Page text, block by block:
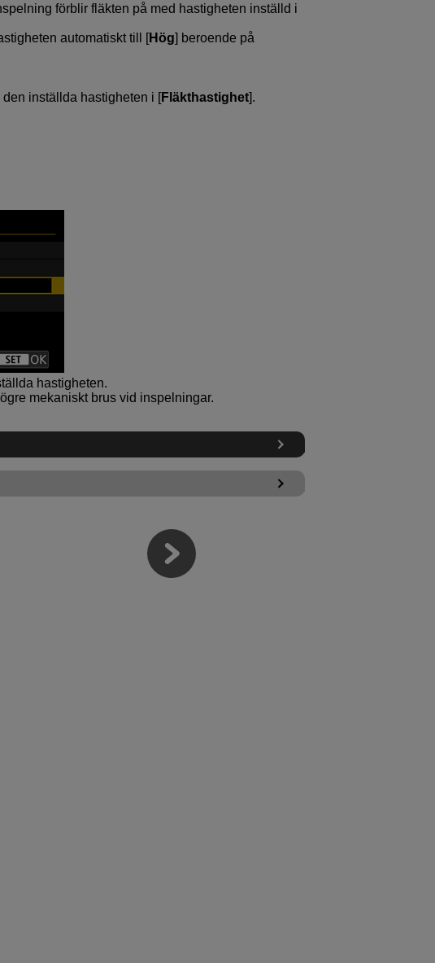
förblir fläkten på med hastigheten inställd i
automatiskt till [Hög] beroende på
inställda hastigheten i [Fläkthastighet].
hastigheten.
mekaniskt brus vid inspelningar.